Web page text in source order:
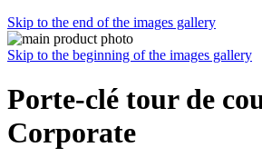
Skip to the end of the images gallery
Skip to the beginning of the images gallery
Porte-clé tour de
Corporate